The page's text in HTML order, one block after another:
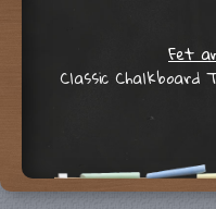
Fet
Classic Chalkboard